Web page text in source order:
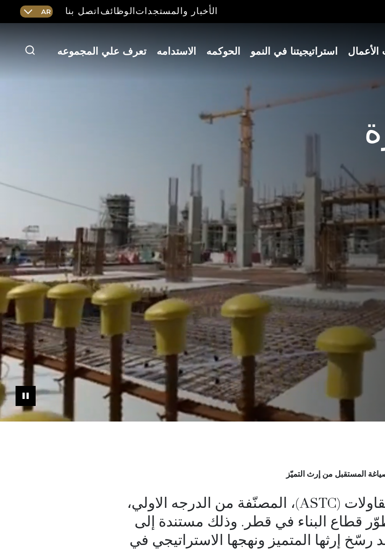
الأخبار والمستجداتالوظائفاتصل بنا AR
Current
استراتيجيتنا في النمو الحوكمه الاستدامه تعرف علي المجموعه بحث
المستقبل من إرث التميّز
شركة آل سريع للتجارة والمقاولات (ASTC)، المصنّفة من الدرجه الاولي،
عام ١٩٧٥ في تطوّر قطاع البناء في قطر. وذلك مستندة إلى
إرثها المتميز ونهجها الاستراتيجي في